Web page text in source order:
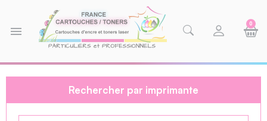
menu
0
Rechercher par imprimante